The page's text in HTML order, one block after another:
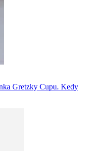
Gretzky Cupu. Kedy